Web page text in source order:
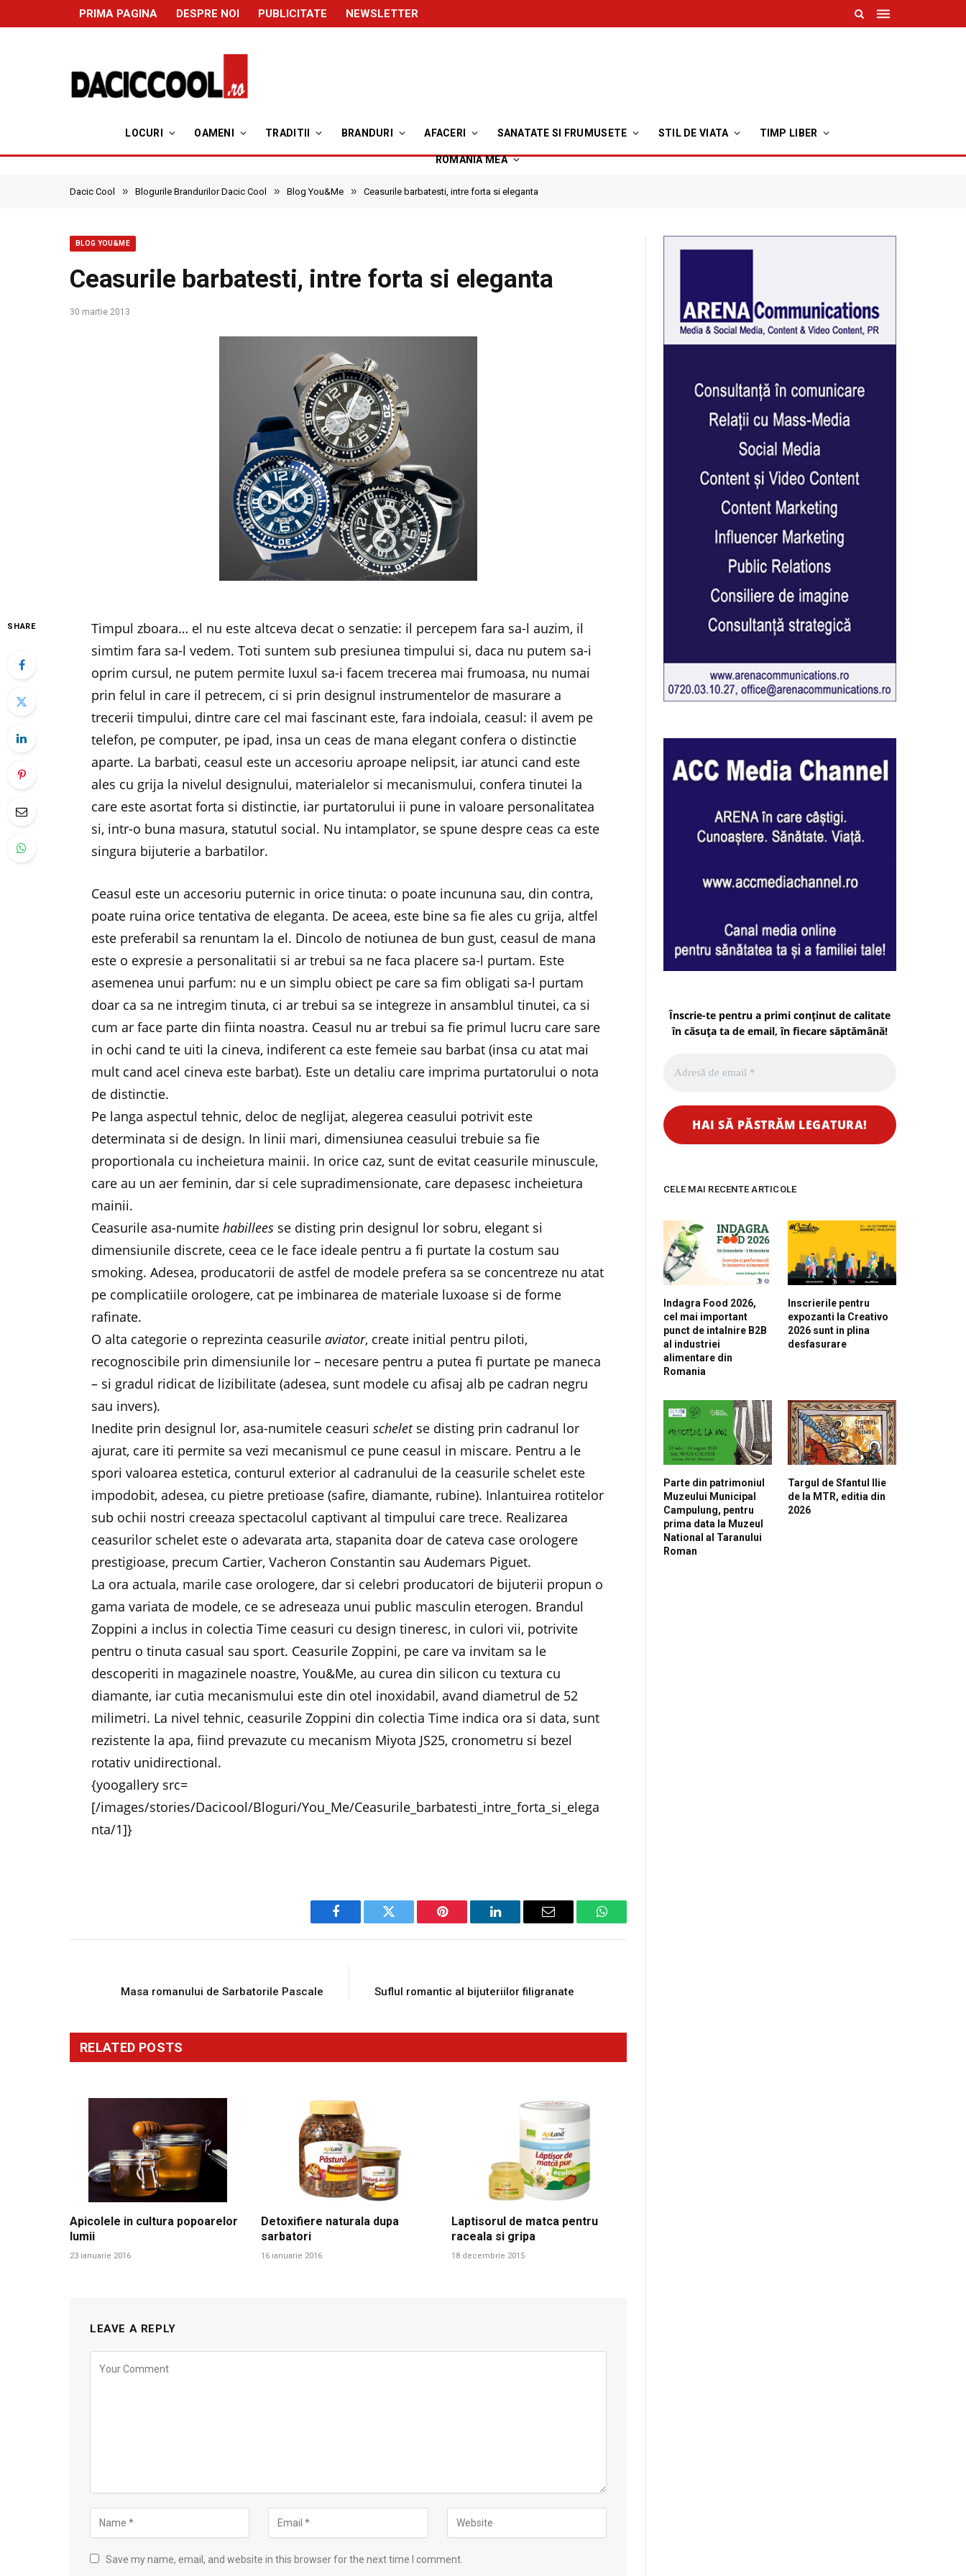
PRIMA PAGINA DESPRE NOI PUBLICITATE NEWSLETTER
LOCURI OAMENI TRADITII BRANDURI AFACERI SANATATE SI FRUMUSETE STIL DE VIATA TIMP LIBER
ROMANIA MEA
Dacic Cool » Blogurile Brandurilor Dacic Cool » Blog You&Me » Ceasurile barbatesti, intre forta si eleganta
BLOG YOU&ME
Ceasurile barbatesti, intre forta si eleganta
30 martie 2013
SHARE
Timpul zboara… el nu este altceva decat o senzatie: il percepem fara sa-l auzim, il
simtim fara sa-l vedem. Toti suntem sub presiunea timpului si, daca nu putem sa-i
oprim cursul, ne putem permite luxul sa-i facem trecerea mai frumoasa, nu numai
prin felul in care il petrecem, ci si prin designul instrumentelor de masurare a
trecerii timpului, dintre care cel mai fascinant este, fara indoiala, ceasul: il avem pe
telefon, pe computer, pe ipad, insa un ceas de mana elegant confera o distinctie
aparte. La barbati, ceasul este un accesoriu aproape nelipsit, iar atunci cand este
ales cu grija la nivelul designului, materialelor si mecanismului, confera tinutei la
care este asortat forta si distinctie, iar purtatorului ii pune in valoare personalitatea
si, intr-o buna masura, statutul social. Nu intamplator, se spune despre ceas ca este
singura bijuterie a barbatilor.
Ceasul este un accesoriu puternic in orice tinuta: o poate incununa sau, din contra,
poate ruina orice tentativa de eleganta. De aceea, este bine sa fie ales cu grija, altfel
este preferabil sa renuntam la el. Dincolo de notiunea de bun gust, ceasul de mana
este o expresie a personalitatii si ar trebui sa ne faca placere sa-l purtam. Este
asemenea unui parfum: nu e un simplu obiect pe care sa fim obligati sa-l purtam
doar ca sa ne intregim tinuta, ci ar trebui sa se integreze in ansamblul tinutei, ca si
cum ar face parte din fiinta noastra. Ceasul nu ar trebui sa fie primul lucru care sare
in ochi cand te uiti la cineva, indiferent ca este femeie sau barbat (insa cu atat mai
mult cand acel cineva este barbat). Este un detaliu care imprima purtatorului o nota
de distinctie.
Pe langa aspectul tehnic, deloc de neglijat, alegerea ceasului potrivit este
determinata si de design. In linii mari, dimensiunea ceasului trebuie sa fie
proportionala cu incheietura mainii. In orice caz, sunt de evitat ceasurile minuscule,
care au un aer feminin, dar si cele supradimensionate, care depasesc incheietura
mainii.
Ceasurile asa-numitehabillees se disting prin designul lor sobru, elegant si
dimensiunile discrete, ceea ce le face ideale pentru a fi purtate la costum sau
smoking. Adesea, producatorii de astfel de modele prefera sa se concentreze nu atat
pe complicatiile orologere, cat pe imbinarea de materiale luxoase si de forme
rafinate.
O alta categorie o reprezinta ceasurileaviator, create initial pentru piloti,
recognoscibile prin dimensiunile lor – necesare pentru a putea fi purtate pe maneca
– si gradul ridicat de lizibilitate (adesea, sunt modele cu afisaj alb pe cadran negru
sau invers).
Inedite prin designul lor, asa-numitele ceasurischeletse disting prin cadranul lor
ajurat, care iti permite sa vezi mecanismul ce pune ceasul in miscare. Pentru a le
spori valoarea estetica, conturul exterior al cadranului de la ceasurile schelet este
impodobit, adesea, cu pietre pretioase (safire, diamante, rubine). Inlantuirea rotitelor
sub ochii nostri creeaza spectacolul captivant al timpului care trece. Realizarea
ceasurilor schelet este o adevarata arta, stapanita doar de cateva case orologere
prestigioase, precum Cartier, Vacheron Constantin sau Audemars Piguet.
La ora actuala, marile case orologere, dar si celebri producatori de bijuterii propun o
gama variata de modele, ce se adreseaza unui public masculin eterogen. Brandul
Zoppini a inclus in colectia Time ceasuri cu design tineresc, in culori vii, potrivite
pentru o tinuta casual sau sport. Ceasurile Zoppini, pe care va invitam sa le
descoperiti in magazinele noastre, You&Me, au curea din silicon cu textura cu
diamante, iar cutia mecanismului este din otel inoxidabil, avand diametrul de 52
milimetri. La nivel tehnic, ceasurile Zoppini din colectia Time indica ora si data, sunt
rezistente la apa, fiind prevazute cu mecanism Miyota JS25, cronometru si bezel
rotativ unidirectional.
{yoogallery src=
[/images/stories/Dacicool/Bloguri/You_Me/Ceasurile_barbatesti_intre_forta_si_elega
nta/1]}
Facebook Twitter Pinterest LinkedIn Email WhatsApp
Masa romanului de Sarbatorile Pascale Suflul romantic al bijuteriilor filigranate
RELATED POSTS
Apicolele in cultura popoarelor
lumii
23 ianuarie 2016
Detoxifiere naturala dupa
sarbatori
16 ianuarie 2016
Laptisorul de matca pentru
raceala si gripa
18 decembrie 2015
LEAVE A REPLY
Save my name, email, and website in this browser for the next time I comment.
Înscrie-te pentru a primi conținut de calitate
în căsuța ta de email, în fiecare săptămână!
CELE MAI RECENTE ARTICOLE
Indagra Food 2026,
cel mai important
punct de intalnire B2B
al industriei
alimentare din
Romania
Inscrierile pentru
expozanti la Creativo
2026 sunt in plina
desfasurare
Parte din patrimoniul
Muzeului Municipal
Campulung, pentru
prima data la Muzeul
National al Taranului
Roman
Targul de Sfantul Ilie
de la MTR, editia din
2026